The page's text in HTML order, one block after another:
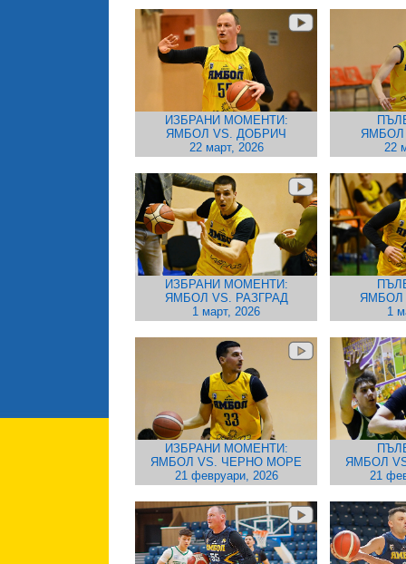
ИЗБРАНИ МОМЕНТИ:
ЯМБОЛ VS. ДОБРИЧ
22 март, 2026
ЯМБОЛ
22
ИЗБРАНИ МОМЕНТИ:
ЯМБОЛ VS. РАЗГРАД
1 март, 2026
ЯМБОЛ
1
ИЗБРАНИ МОМЕНТИ:
ЯМБОЛ VS. ЧЕРНО МОРЕ
21 февруари, 2026
ЯМБОЛ
21